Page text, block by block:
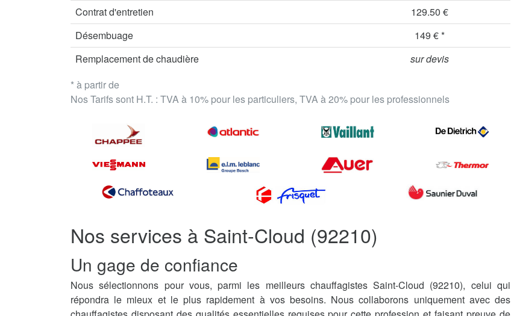
* à partir de
Nos Tarifs sont H.T. : TVA à 10% pour les particuliers, TVA à 20% pour les professionnels
Contrat d'entretien
129.50 €
Désembuage
149 € *
Remplacement de chaudière
sur devis
Nos services à Saint-Cloud (92210)
Un gage de confiance
Nous sélectionnons pour vous, parmi les meilleurs chauffagistes Saint-Cloud (92210), celui qui
répondra le mieux et le plus rapidement à vos besoins. Nous collaborons uniquement avec des